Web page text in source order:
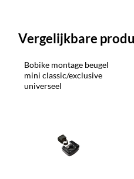
Vergelijkbare
Bobike montage beugel
mini classic/exclusive
universeel